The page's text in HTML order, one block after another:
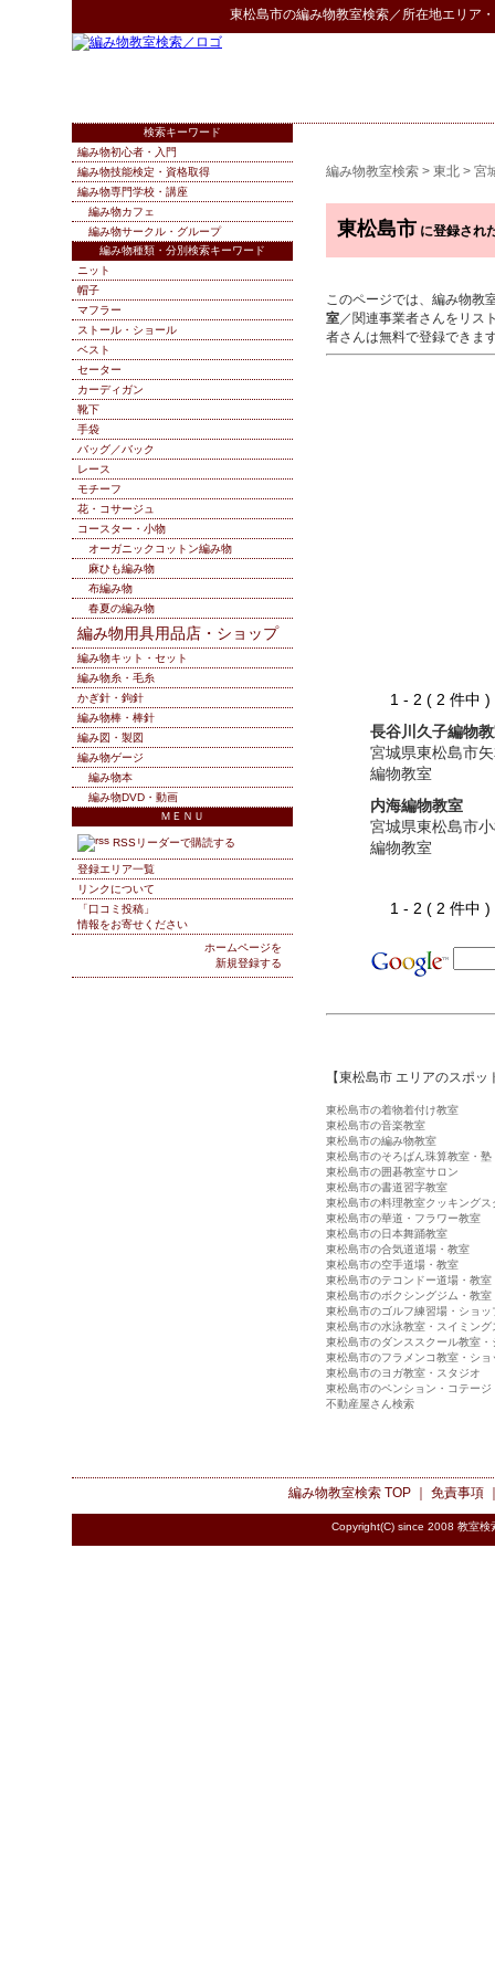
東松島市の編み物教室検索／所在地エリア
編み物教室検索 > 東北 > 宮
東松島市 に登録され
このページでは、編み物教
室／関連事業者さんをリス
者さんは無料で登録できま
1 - 2 ( 2 件
長谷川久子編物
宮城県東松島市
編物教室
内海編物教室
宮城県東松島市
編物教室
1 - 2 ( 2 件
【東松島市 エリアのスポッ
東松島市の着物着付け教室
東松島市の音楽教室
東松島市の編み物教室
東松島市のそろばん珠算教室・塾
東松島市の囲碁教室サロン
東松島市の書道習字教室
東松島市の料理教室クッキングス
東松島市の華道・フラワー教室
東松島市の日本舞踊教室
東松島市の合気道道場・教室
東松島市の空手道場・教室
東松島市のテコンドー道場・教室
東松島市のボクシングジム・教室
東松島市のゴルフ練習場・ショッ
東松島市の水泳教室・スイミング
東松島市のダンススクール教室・
東松島市のフラメンコ教室・ショ
東松島市のヨガ教室・スタジオ
東松島市のペンション・コテージ
不動産屋さん検索
検索キーワード
編み物初心者・入門
編み物技能検定・資格取得
編み物専門学校・講座
編み物カフェ
編み物サークル・グループ
編み物種類・分別検索キーワード
ニット
帽子
マフラー
ストール・ショール
ベスト
セーター
カーディガン
靴下
手袋
バッグ／バック
レース
モチーフ
花・コサージュ
コースター・小物
オーガニックコットン編み物
麻ひも編み物
布編み物
春夏の編み物
編み物用具用品店・ショップ
編み物キット・セット
編み物糸・毛糸
かぎ針・鉤針
編み物棒・棒針
編み図・製図
編み物ゲージ
編み物本
編み物DVD・動画
ＭＥＮＵ
RSSリーダーで購読する
登録エリア一覧
リンクについて
「口コミ投稿」
情報をお寄せください
ホームページを
新規登録する
編み物教室検索TOP ｜ 免責事項
Copyright(C) since 2008 教室検